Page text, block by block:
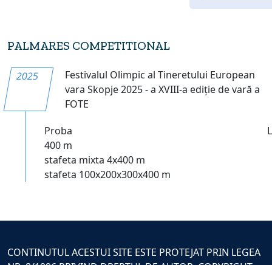
PALMARES COMPETITIONAL
2025
Festivalul Olimpic al Tineretului European
vara Skopje 2025 - a XVIII-a ediție de vară a
FOTE
Proba
400 m
stafeta mixta 4x400 m
stafeta 100x200x300x400 m
CONTINUTUL ACESTUI SITE ESTE PROTEJAT PRIN LEGEA